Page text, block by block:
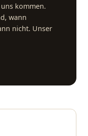
kommen.
wann
nicht. Unser